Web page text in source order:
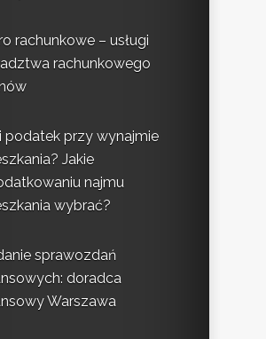
rachunkowe – usługi
rachunkowego
podatek przy wynajmie
Jakie
najmu
wybrać?
sprawozdań
doradca
Warszawa